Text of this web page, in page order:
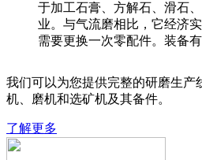
于加工石膏、方解石、滑石
业。与气流磨相比，它经济
需要更换一次零配件。装备
我们可以为您提供完整的研磨生产
机、磨机和选矿机及其备件。
了解更多